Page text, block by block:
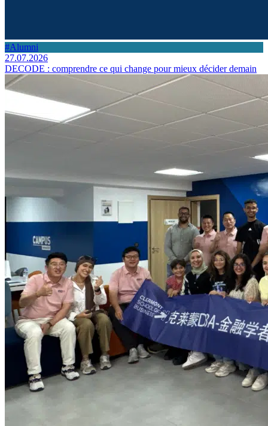
#Alumni
27.07.2026
DECODE : comprendre ce qui change pour mieux décider demain